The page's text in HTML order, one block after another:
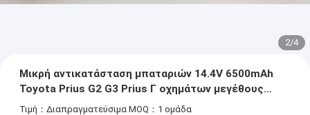
2/4
Μικρή αντικατάσταση μπαταριών 14.4V 6500mAh
Toyota Prius G2 G3 Prius Γ οχημάτων μεγέθους
υβριδική
Τιμή：Διαπραγματεύσιμα MOQ：1 ομάδα